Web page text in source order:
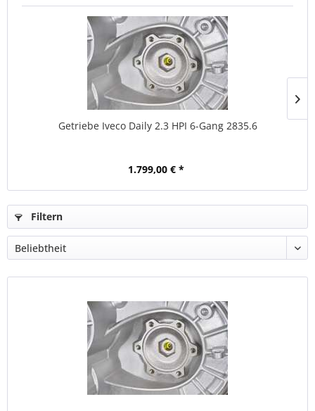
Getriebe Iveco Daily 2.3 HPI 6-Gang 2835.6
1.799,00 € *
Filtern